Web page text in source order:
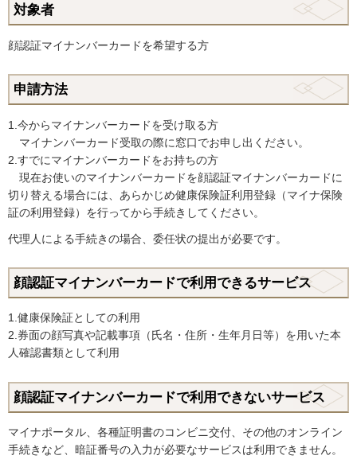
対象者
顔認証マイナンバーカードを希望する方
申請方法
1.今からマイナンバーカードを受け取る方
マイナンバーカード受取の際に窓口でお申し出ください。
2.すでにマイナンバーカードをお持ちの方
現在お使いのマイナンバーカードを顔認証マイナンバーカードに
切り替える場合には、あらかじめ健康保険証利用登録（マイナ保険
証の利用登録）を行ってから手続きしてください。
代理人による手続きの場合、委任状の提出が必要です。
顔認証マイナンバーカードで利用できるサービス
1.健康保険証としての利用
2.券面の顔写真や記載事項（氏名・住所・生年月日等）を用いた本
人確認書類として利用
顔認証マイナンバーカードで利用できないサービス
マイナポータル、各種証明書のコンビニ交付、その他のオンライン
手続きなど、暗証番号の入力が必要なサービスは利用できません。